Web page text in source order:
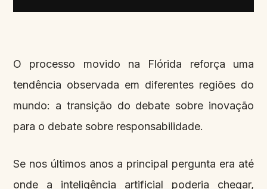
O processo movido na Flórida reforça uma
tendência observada em diferentes regiões do
mundo: a transição do debate sobre inovação
para o debate sobre responsabilidade.
Se nos últimos anos a principal pergunta era até
onde a inteligência artificial poderia chegar,